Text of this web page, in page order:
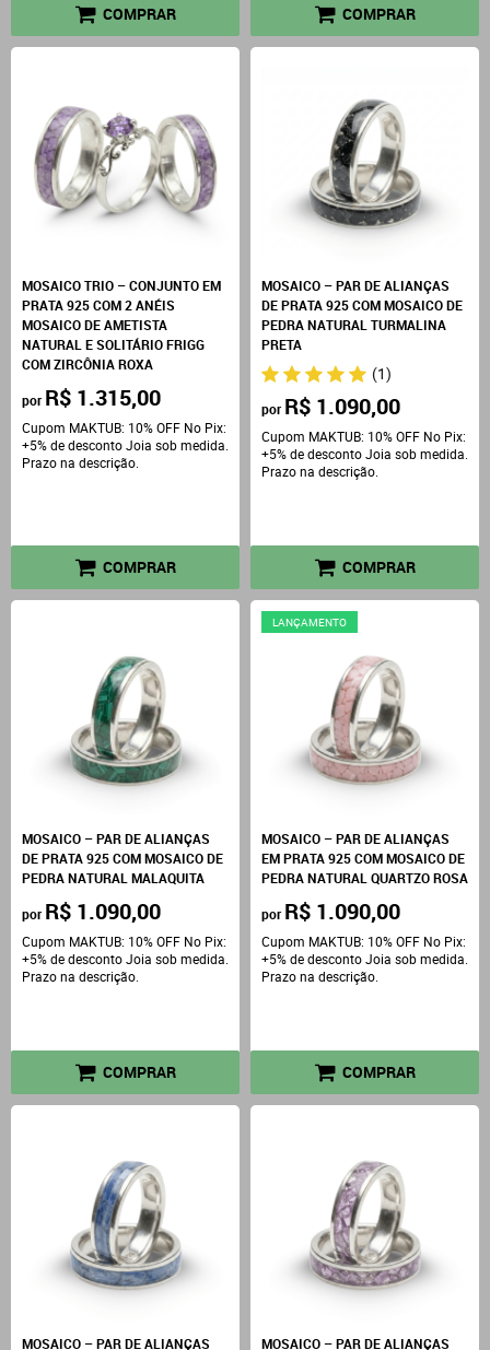
COMPRAR COMPRAR
MOSAICO TRIO – CONJUNTO EM
PRATA 925 COM 2 ANÉIS
MOSAICO DE AMETISTA
NATURAL E SOLITÁRIO FRIGG
COM ZIRCÔNIA ROXA
por R$ 1.315,00
Cupom MAKTUB: 10% OFF No Pix:
+5% de desconto Joia sob medida.
Prazo na descrição.
COMPRAR
MOSAICO – PAR DE ALIANÇAS
DE PRATA 925 COM MOSAICO DE
PEDRA NATURAL TURMALINA
PRETA
(1)
por R$ 1.090,00
Cupom MAKTUB: 10% OFF No Pix:
+5% de desconto Joia sob medida.
Prazo na descrição.
COMPRAR
MOSAICO – PAR DE ALIANÇAS
DE PRATA 925 COM MOSAICO DE
PEDRA NATURAL MALAQUITA
por R$ 1.090,00
Cupom MAKTUB: 10% OFF No Pix:
+5% de desconto Joia sob medida.
Prazo na descrição.
COMPRAR
LANÇAMENTO
MOSAICO – PAR DE ALIANÇAS
EM PRATA 925 COM MOSAICO DE
PEDRA NATURAL QUARTZO ROSA
por R$ 1.090,00
Cupom MAKTUB: 10% OFF No Pix:
+5% de desconto Joia sob medida.
Prazo na descrição.
COMPRAR
MOSAICO – PAR DE ALIANÇAS MOSAICO – PAR DE ALIANÇAS